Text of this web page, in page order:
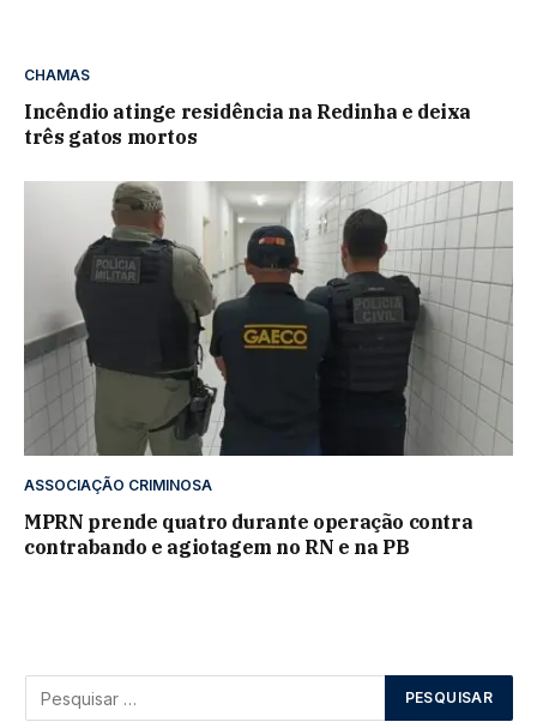
CHAMAS
Incêndio atinge residência na Redinha e deixa
três gatos mortos
ASSOCIAÇÃO CRIMINOSA
MPRN prende quatro durante operação contra
contrabando e agiotagem no RN e na PB